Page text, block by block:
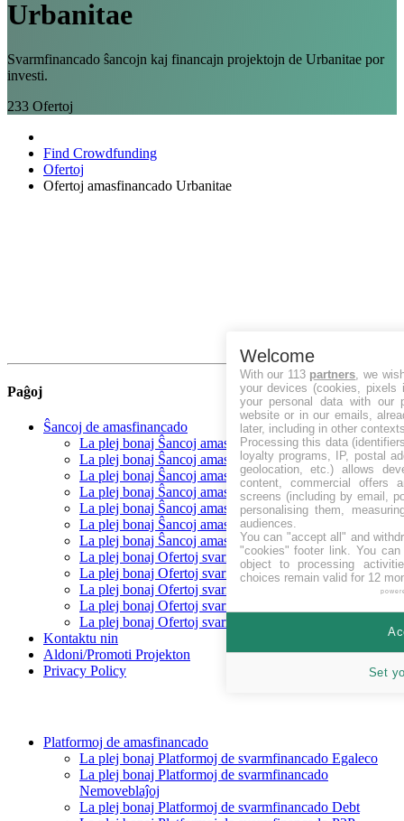
Urbanitae
Svarmfinancado ŝancojn kaj financajn projektojn de Urbanitae por
investi.
233 Ofertoj
Find Crowdfunding
Ofertoj
Ofertoj amasfinancado Urbanitae
Paĝoj
Ŝancoj de amasfinancado
La plej bonaj Ŝancoj amasfinancado levantaj
La plej bonaj Ŝancoj amasfinancado Baldaŭ
La plej bonaj Ŝancoj amasfinancado financitaj
La plej bonaj Ŝancoj amasfinancado Repagita
La plej bonaj Ŝancoj amasfinancado Egaleco
La plej bonaj Ŝancoj amasfinancado Prunto/ŝuldo
La plej bonaj Ŝancoj amasfinancado Rekompenco
La plej bonaj Ofertoj svarmfinancado en CHF
La plej bonaj Ofertoj svarmfinancado en EUR
La plej bonaj Ofertoj svarmfinancado en GBP
La plej bonaj Ofertoj svarmfinancado en SEK
La plej bonaj Ofertoj svarmfinancado en USD
Kontaktu nin
Aldoni/Promoti Projekton
Privacy Policy
Platformoj de amasfinancado
La plej bonaj Platformoj de svarmfinancado Egaleco
La plej bonaj Platformoj de svarmfinancado
Nemoveblaĵoj
La plej bonaj Platformoj de svarmfinancado Debt
Welcome
With our 113 partners, we
your devices (cookies, pixels
your personal data with our
website or in our emails,
later, including in other
Processing this data
loyalty programs, IP, postal
geolocation, etc.) allows
content, commercial offers
screens (including by email,
personalising them,
audiences.
You can "accept all" and
"cookies" footer link. You can
object to processing
choices remain valid for 12
Set